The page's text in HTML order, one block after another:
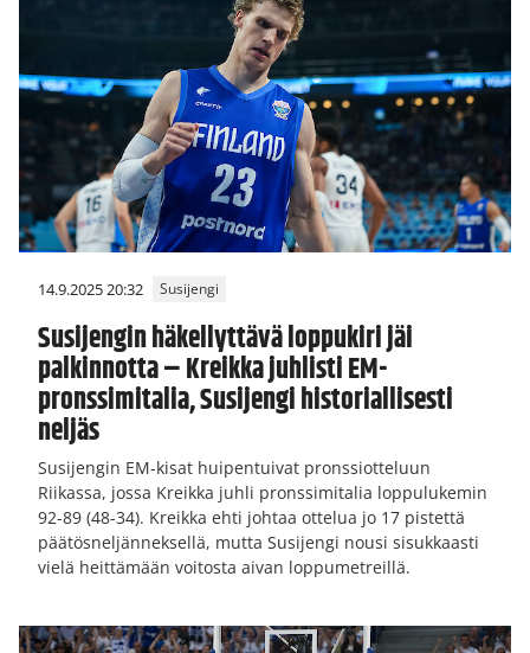
14.9.2025 20:32 Susijengi
Susijengin häkellyttävä loppukiri jäi
palkinnotta – Kreikka juhlisti EM-
pronssimitalia, Susijengi historiallisesti
neljäs
Susijengin EM-kisat huipentuivat pronssiotteluun
Riikassa, jossa Kreikka juhli pronssimitalia loppulukemin
92-89 (48-34). Kreikka ehti johtaa ottelua jo 17 pistettä
päätösneljänneksellä, mutta Susijengi nousi sisukkaasti
vielä heittämään voitosta aivan loppumetreillä.